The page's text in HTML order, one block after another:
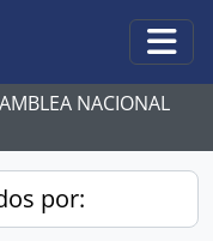
NACIONAL
por: